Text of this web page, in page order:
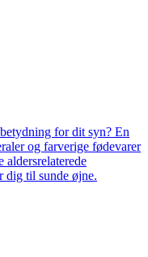
for dit syn? En
og farverige fødevarer
aldersrelaterede
dig til sunde øjne.